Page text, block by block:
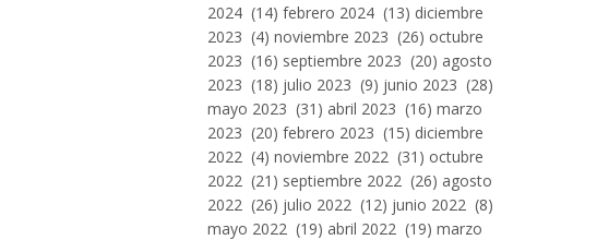
2024 (14) febrero 2024 (13) diciembre
2023 (4) noviembre 2023 (26) octubre
2023 (16) septiembre 2023 (20) agosto
2023 (18) julio 2023 (9) junio 2023 (28)
mayo 2023 (31) abril 2023 (16) marzo
2023 (20) febrero 2023 (15) diciembre
2022 (4) noviembre 2022 (31) octubre
2022 (21) septiembre 2022 (26) agosto
2022 (26) julio 2022 (12) junio 2022 (8)
mayo 2022 (19) abril 2022 (19) marzo